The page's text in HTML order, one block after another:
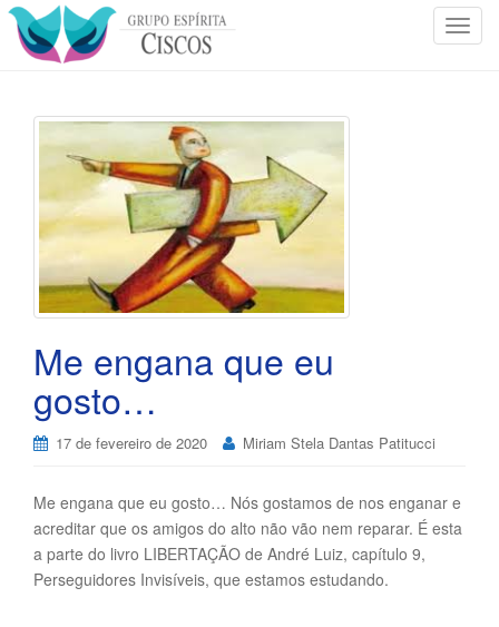
T
Me engana que eu
gosto…
17 de fevereiro de 2020 Miriam Stela Dantas Patitucci
Me engana que eu gosto… Nós gostamos de nos enganar e
acreditar que os amigos do alto não vão nem reparar. É esta
a parte do livro LIBERTAÇÃO de André Luiz, capítulo 9,
Perseguidores Invisíveis, que estamos estudando.